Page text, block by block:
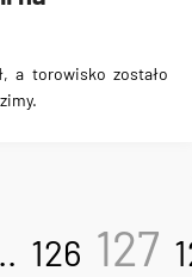
a torowisko zostało
126 127